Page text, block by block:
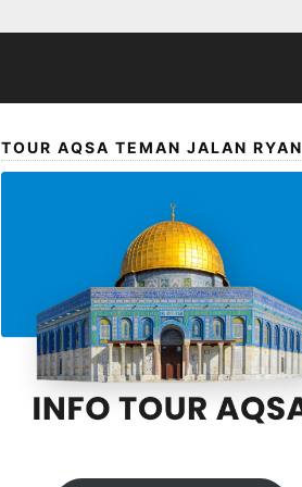
TOUR AQSA TEMAN JALAN RYAN